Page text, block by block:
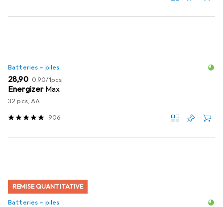
Batteries + piles
EUR
28,90 EUR
0,90/1pcs
Energizer Max
32 pcs, AA
906
REMISE QUANTITATIVE
Batteries + piles